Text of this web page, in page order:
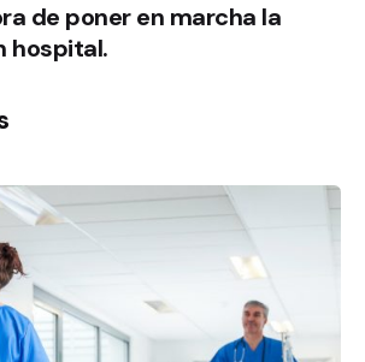
de poner en marcha la
hospital.